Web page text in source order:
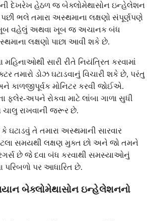
દેખરેખ હેઠળ જ બેક્લોમેથાસોન ઇન્હેલેશન
ભલે તમારા અસ્થમાના લક્ષણો સંપૂર્ણપણે
વહેલું અથવા ખૂબ જ અચાનક બંધ
લક્ષણો પાછા આવી શકે છે.
સારી રીતે નિયંત્રિત કરવામાં
તમારો ડોઝ ઘટાડવાનું વિચારી શકે છે, પરંતુ
કાળજીપૂર્વક મોનિટર કરવી જોઈએ.
ફ્લેર-અપને રોકવા માટે લાંબા ગાળા સુધી
ચાલુ રાખવાની જરૂર છે.
તે તમારા અસ્થમાની સારવાર
સમયથી લક્ષણ મુક્ત છો અને જો તમને
છે જે દવા બંધ કરવાથી સમસ્યાઓનું
પર આધારિત છે.
બેક્લોમેથાસોન ઇન્હેલેશનનો